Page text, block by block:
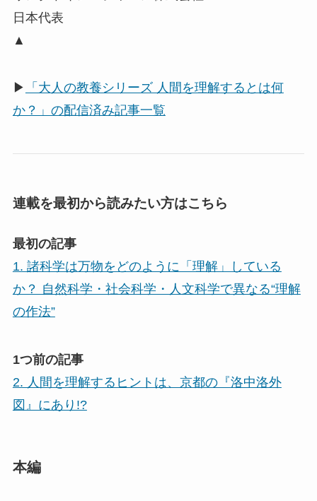
日本代表
▲
▶
「大人の教養シリーズ 人間を理解するとは何
か？」の配信済み記事一覧
連載を最初から読みたい方はこちら
最初の記事
1. 諸科学は万物をどのように「理解」している
か？ 自然科学・社会科学・人文科学で異なる“理解
の作法”
1つ前の記事
2. 人間を理解するヒントは、京都の『洛中洛外
図』にあり!?
本編